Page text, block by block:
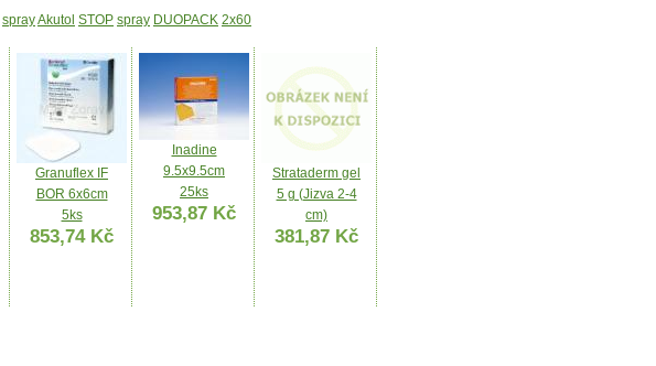
sprayAkutol STOP spray DUOPACK 2x60
Granuflex IF
BOR 6x6cm
5ks
853,74 Kč
Inadine
9.5x9.5cm
25ks
953,87 Kč
Strataderm gel
5 g (Jizva 2-4
cm)
381,87 Kč